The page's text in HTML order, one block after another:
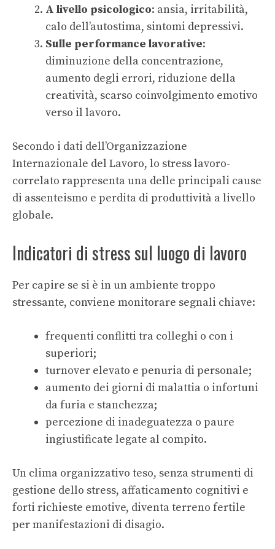
A livello psicologico: ansia, irritabilità,
calo dell’autostima, sintomi depressivi.
Sulle performance lavorative:
diminuzione della concentrazione,
aumento degli errori, riduzione della
creatività, scarso coinvolgimento emotivo
verso il lavoro.
Secondo i dati dell’Organizzazione
Internazionale del Lavoro, lo stress lavoro-
correlato rappresenta una delle principali cause
di assenteismo e perdita di produttività a livello
globale.
Indicatori di stress sul luogo di lavoro
Per capire se si è in un ambiente troppo
stressante, conviene monitorare segnali chiave:
frequenti conflitti tra colleghi o con i
superiori;
turnover elevato e penuria di personale;
aumento dei giorni di malattia o infortuni
da furia e stanchezza;
percezione di inadeguatezza o paure
ingiustificate legate al compito.
Un clima organizzativo teso, senza strumenti di
gestione dello stress, affaticamento cognitivi e
forti richieste emotive, diventa terreno fertile
per manifestazioni di disagio.